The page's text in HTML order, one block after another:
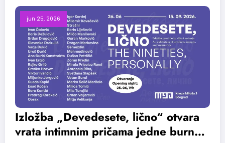
jun 25, 2026
Izložba „Devedesete, lično“ otvara
vrata intimnim pričama jedne burne